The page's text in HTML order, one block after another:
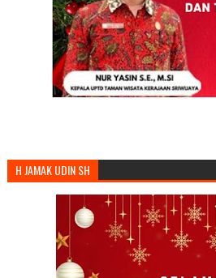
H JAMAK UDIN SH